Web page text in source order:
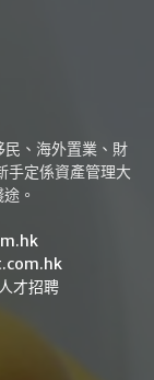
、海外置業、財
手定係資產管理大
。
人才招聘